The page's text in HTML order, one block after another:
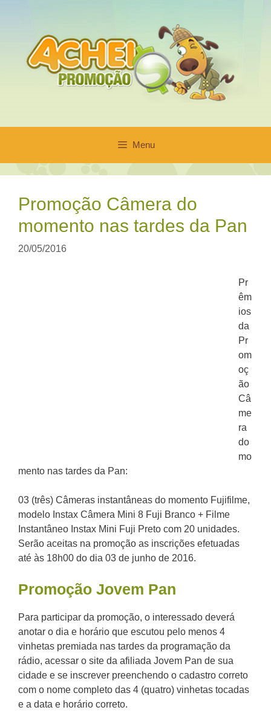
conteúdo
Menu
Promoção Câmera do
momento nas tardes da Pan
20/05/2016
Pr
êm
ios
da
Pr
om
oç
ão
Câ
me
ra
do
mo
mento nas tardes da Pan:
03 (três) Câmeras instantâneas do momento Fujifilme,
modelo Instax Câmera Mini 8 Fuji Branco + Filme
Instantâneo Instax Mini Fuji Preto com 20 unidades.
Serão aceitas na promoção as inscrições efetuadas
até às 18h00 do dia 03 de junho de 2016.
Promoção Jovem Pan
Para participar da promoção, o interessado deverá
anotar o dia e horário que escutou pelo menos 4
vinhetas premiada nas tardes da programação da
rádio, acessar o site da afiliada Jovem Pan de sua
cidade e se inscrever preenchendo o cadastro correto
com o nome completo das 4 (quatro) vinhetas tocadas
e a data e horário correto.